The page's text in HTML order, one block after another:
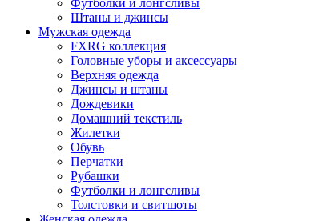
Футболки и лонгсливы
Штаны и джинсы
Мужская одежда
FXRG коллекция
Головные уборы и аксессуары
Верхняя одежда
Джинсы и штаны
Дождевики
Домашний текстиль
Жилетки
Обувь
Перчатки
Рубашки
Футболки и лонгсливы
Толстовки и свитшоты